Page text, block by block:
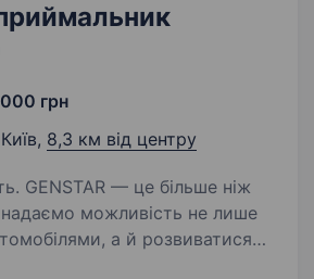
грн
Київ, 8,3 км від центру
ніж
можливість не лише
а й розвиватися